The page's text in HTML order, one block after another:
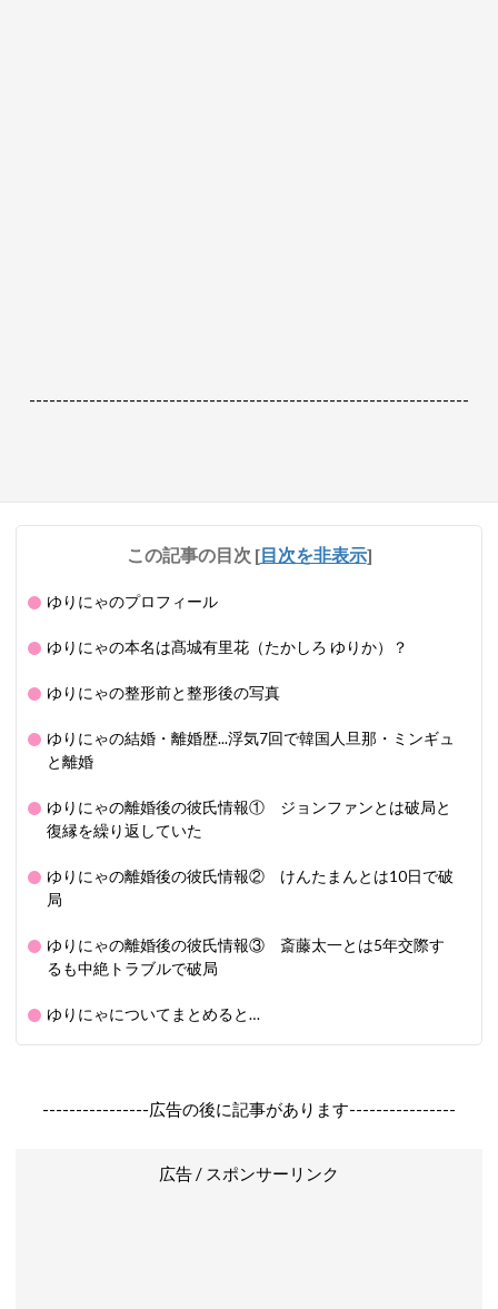
------------------------------------------------------------------
この記事の目次 [目次を非表示]
ゆりにゃのプロフィール
ゆりにゃの本名は髙城有里花（たかしろ ゆりか）？
ゆりにゃの整形前と整形後の写真
ゆりにゃの結婚・離婚歴...浮気7回で韓国人旦那・ミンギュ
と離婚
ゆりにゃの離婚後の彼氏情報① ジョンファンとは破局と
復縁を繰り返していた
ゆりにゃの離婚後の彼氏情報② けんたまんとは10日で破
局
ゆりにゃの離婚後の彼氏情報③ 斎藤太一とは5年交際す
るも中絶トラブルで破局
ゆりにゃについてまとめると…
----------------広告の後に記事があります----------------
広告 / スポンサーリンク